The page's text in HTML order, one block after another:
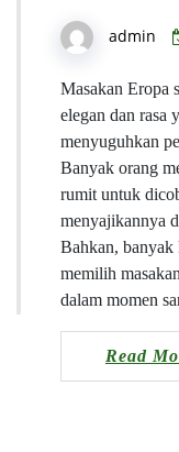
admin
Masakan Eropa
elegan dan rasa
menyuguhkan
Banyak orang
rumit untuk
menyajikannya
Bahkan, banyak
memilih
dalam momen
Read